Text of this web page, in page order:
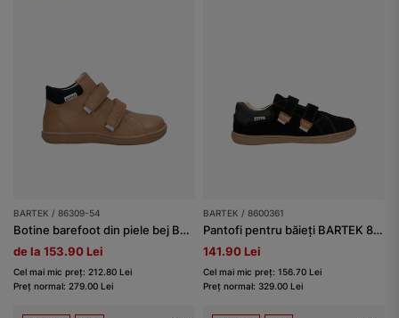
BARTEK / 86309-54
Botine barefoot din piele bej BARTEK 86309-54
de la 153.90 Lei
Cel mai mic preț: 212.80 Lei
Preț normal: 279.00 Lei
BARTEK / 8600361
Pantofi pentru băieți BARTEK 86003-61, negru-maro
141.90 Lei
Cel mai mic preț: 156.70 Lei
Preț normal: 329.00 Lei